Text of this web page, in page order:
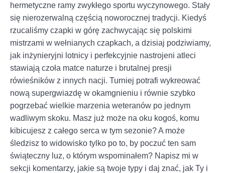
hermetyczne ramy zwykłego sportu wyczynowego. Stały
się nierozerwalną częścią noworocznej tradycji. Kiedyś
rzucaliśmy czapki w górę zachwycając się polskimi
mistrzami w wełnianych czapkach, a dzisiaj podziwiamy,
jak inżynieryjni lotnicy i perfekcyjnie nastrojeni atleci
stawiają czoła matce naturze i brutalnej presji
rówieśników z innych nacji. Turniej potrafi wykreować
nową supergwiazdę w okamgnieniu i równie szybko
pogrzebać wielkie marzenia weteranów po jednym
wadliwym skoku. Masz już może na oku kogoś, komu
kibicujesz z całego serca w tym sezonie? A może
śledzisz to widowisko tylko po to, by poczuć ten sam
świąteczny luz, o którym wspominałem? Napisz mi w
sekcji komentarzy, jakie są twoje typy i daj znać, jak Ty i